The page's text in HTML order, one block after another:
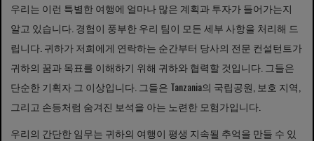
우리는 이런 특별한 여행에 얼마나 많은 계획과 투자가 들어가는지
알고 있습니다. 경험이 풍부한 우리 팀이 모든 세부 사항을 처리해 드
립니다. 귀하가 저희에게 연락하는 순간부터 당사의 전문 컨설턴트가
귀하의 꿈과 목표를 이해하기 위해 귀하와 협력할 것입니다. 그들은
단순한 기획자 그 이상입니다. 그들은 Tanzania의 국립공원, 보호 지역,
그리고 손등처럼 숨겨진 보석을 아는 노련한 모험가입니다.
우리의 간단한 임무는 귀하의 여행이 평생 지속될 추억을 만들 수 있